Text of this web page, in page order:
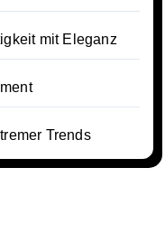
mit Eleganz
Trends